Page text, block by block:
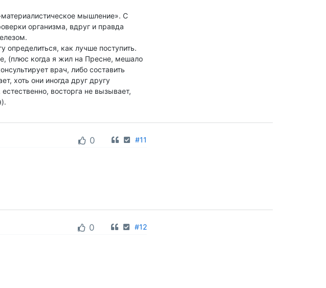
мышление». С
организма, вдруг и правда
определиться, как лучше поступить.
(плюс когда я жил на Пресне, мешало
врач, либо составить
хоть они иногда друг другу
восторга не вызывает,
0 #11
0 #12